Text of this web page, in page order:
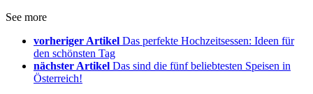
See more
vorheriger Artikel Das perfekte Hochzeitsessen: Ideen für
den schönsten Tag
nächster Artikel Das sind die fünf beliebtesten Speisen in
Österreich!